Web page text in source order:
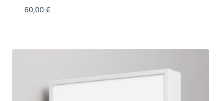
60,00 €